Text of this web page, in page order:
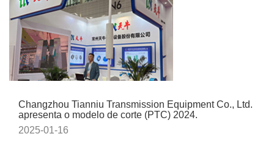
Changzhou Tianniu Transmission Equipment Co., Ltd.
apresenta o modelo de corte (PTC) 2024.
2025-01-16